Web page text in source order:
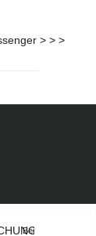
> > >
Bei